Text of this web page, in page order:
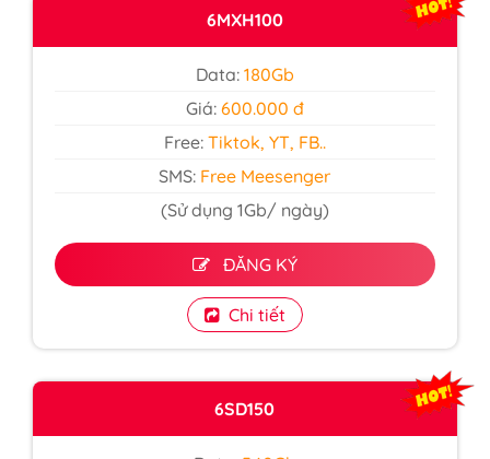
6MXH100
Data:180Gb
Giá: 600.000 đ
Free:Tiktok, YT, FB..
SMS: Free Meesenger
(Sử dụng 1Gb/ ngày)
ĐĂNG KÝ
Chi tiết
6SD150